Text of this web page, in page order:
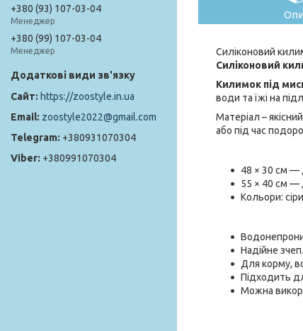
Силіконовий
Силіконовий
Килимок під
води та їжі на
Матеріал –
або під час
48 × 30 см —
55 × 40 см —
Кольори:
Надійне
Для корму,
Підходить
Можна
+380 (93) 107-03-04
Менеджер
+380 (99) 107-03-04
Менеджер
https://zoostyle.in.ua
zoostyle2022@gmail.com
+380931070304
+380991070304